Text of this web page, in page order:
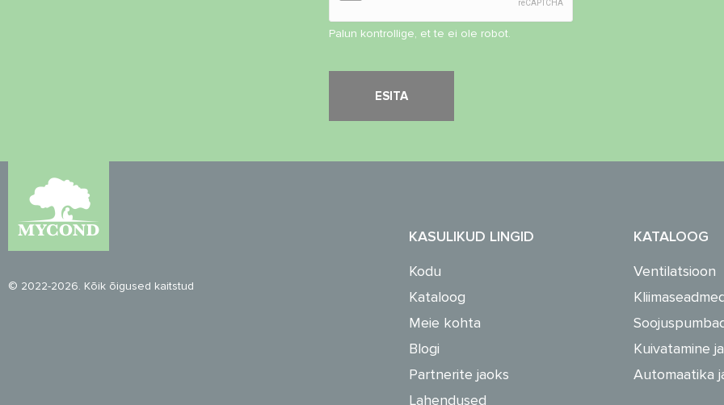
Palun kontrollige, et te ei ole robot.
© 2022-2026. Kõik õigused kaitstud
KASULIKUD LINGID
Kodu
Kataloog
Meie kohta
Blogi
Partnerite jaoks
Lahendused
KATALOOG
Ventilatsioon
Kuivatamine
Automaatika